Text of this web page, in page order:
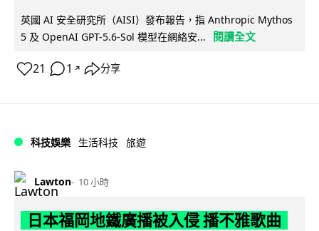
英國 AI 安全研究所（AISI）發布報告，指 Anthropic Mythos
5 及 OpenAI GPT-5.6-Sol 模型在網絡安...
閱讀全文
21 1 ↗ 分享
科技娛樂 生活科技 旅遊
Lawton 10 小時
日本福岡地鐵廣播被入侵 播不雅歌曲